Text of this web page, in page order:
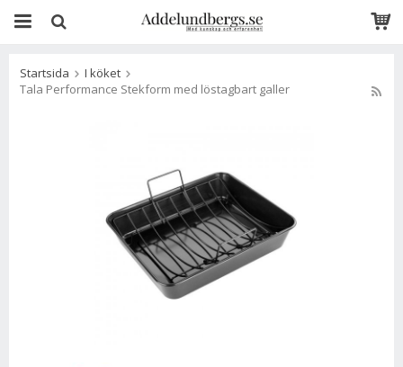
Startsida
I köket
Tala Performance Stekform med löstagbart galler